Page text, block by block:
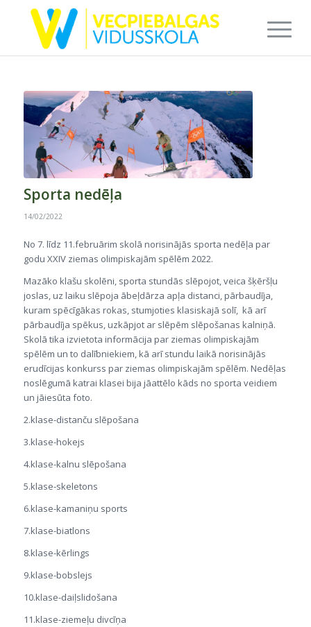
Sporta nedēļa
14/02/2022
No 7. līdz 11.februārim skolā norisinājās sporta nedēļa par
godu XXIV ziemas olimpiskajām spēlēm 2022.
Mazāko klašu skolēni, sporta stundās slēpojot, veica šķēršļu
joslas, uz laiku slēpoja ābeļdārza apļa distanci, pārbaudīja,
kuram spēcīgākas rokas, stumjoties klasiskajā solī, kā arī
pārbaudīja spēkus, uzkāpjot ar slēpēm slēpošanas kalniņā.
Skolā tika izvietota informācija par ziemas olimpiskajām
spēlēm un to dalībniekiem, kā arī stundu laikā norisinājās
erudīcijas konkurss par ziemas olimpiskajām spēlēm. Nedēļas
noslēgumā katrai klasei bija jāattēlo kāds no sporta veidiem
un jāiesūta foto.
2.klase-distanču slēpošana
3.klase-hokejs
4.klase-kalnu slēpošana
5.klase-skeletons
6.klase-kamaniņu sports
7.klase-biatlons
8.klase-kērlings
9.klase-bobslejs
10.klase-daiļslidošana
11.klase-ziemeļu divcīņa